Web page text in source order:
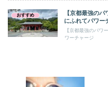
おすすめ
【京都最強の
にふれてパワー
【京都最強のパワ
ワーチャージ